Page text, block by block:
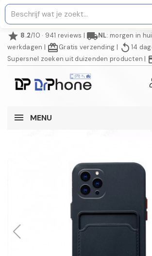
star 8.2/10 · 941 reviews | local_shippingNL: morgen in
werkdagen | redeemGratis verzending | replay 14
Supersnel zoeken uit duizenden producten |
MENU